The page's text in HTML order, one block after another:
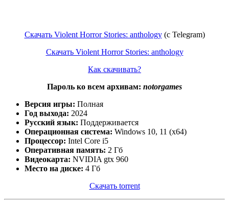
Скачать Violent Horror Stories: anthology(с Telegram)
Скачать Violent Horror Stories: anthology
Как скачивать?
Пароль ко всем архивам: notorgames
Версия игры: Полная
Год выхода: 2024
Русский язык: Поддерживается
Операционная система: Windows 10, 11 (x64)
Процессор: Intel Core i5
Оперативная память: 2 Гб
Видеокарта: NVIDIA gtx 960
Место на диске: 4 Гб
Скачать torrent